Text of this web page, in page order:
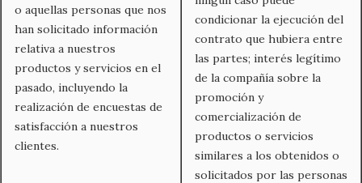
o aquellas personas que nos
han solicitado información
relativa a nuestros
productos y servicios en el
pasado, incluyendo la
realización de encuestas de
satisfacción a nuestros
clientes.
condicionar la ejecución del
contrato que hubiera entre
las partes; interés legítimo
de la compañía sobre la
promoción y
comercialización de
productos o servicios
similares a los obtenidos o
solicitados por las personas